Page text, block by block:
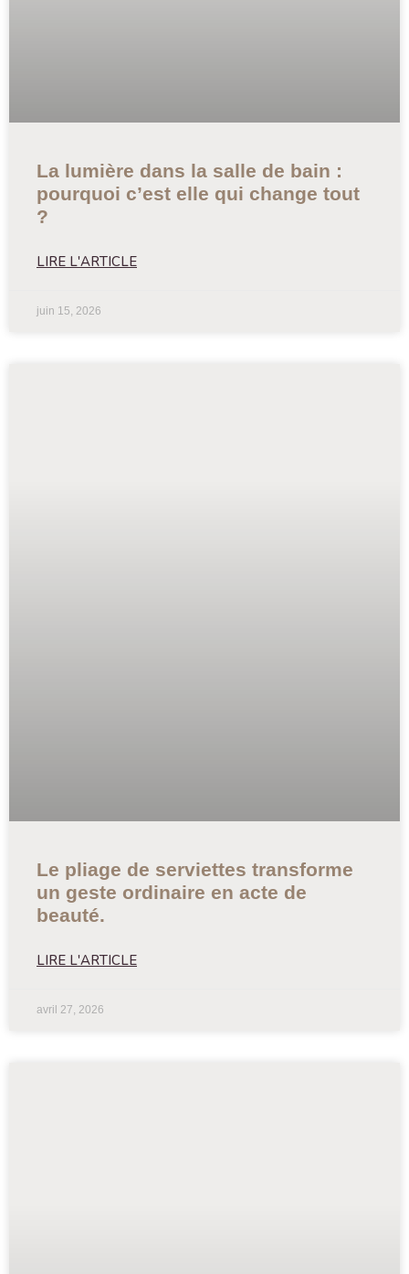
La lumière dans la salle de bain :
pourquoi c’est elle qui change tout
?
LIRE L'ARTICLE
juin 15, 2026
Le pliage de serviettes transforme
un geste ordinaire en acte de
beauté.
LIRE L'ARTICLE
avril 27, 2026